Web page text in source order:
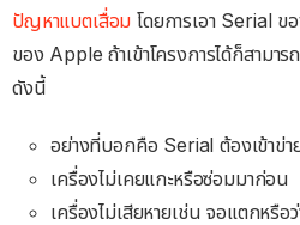
ปัญหาแบตเสื่อม โดยการเอา Serial
ของ Apple ถ้าเข้าโครงการได้ก็สามา
ดังนี้
อย่างที่บอกคือ Serial ต้องเข้าข่า
เครื่องไม่เคยแกะหรือซ่อมมาก่อน
เครื่องไม่เสียหายเช่น จอแตกหรือ